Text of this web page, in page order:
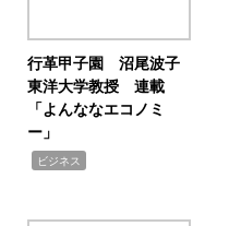
行革甲子園 沼尾波子
東洋大学教授 連載
「よんななエコノミ
ー」
ビジネス